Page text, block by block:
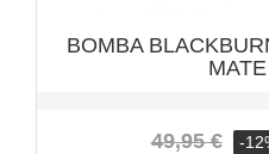
BOMBA
Precio
49,95 € -